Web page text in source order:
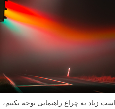
به چراغ راهنمایی توجه نکنیم،